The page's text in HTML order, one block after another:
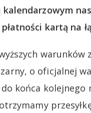
kalendarzowym
kartą na
o oficjalnej
końca kolejnego